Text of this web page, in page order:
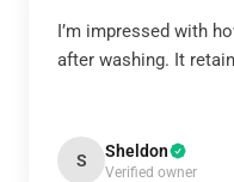
I’m impressed with
after washing. It
S Sheldon
Verified owner